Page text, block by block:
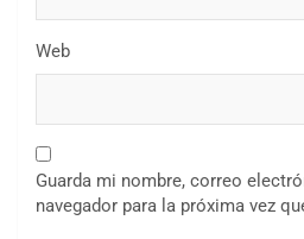
Web
Guarda mi nombre, correo
navegador para la próxima vez